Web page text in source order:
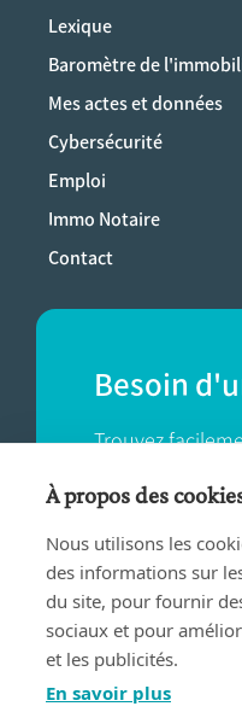
Lexique
Baromètre de
Mes actes et données
Cybersécurité
Emploi
Immo Notaire
Contact
Besoin
Trouvez
près de chez
TROUVER UN
À propos des
Nous utilisons les
des informations sur
du site, pour fournir
sociaux et pour
et les publicités.
En savoir plus